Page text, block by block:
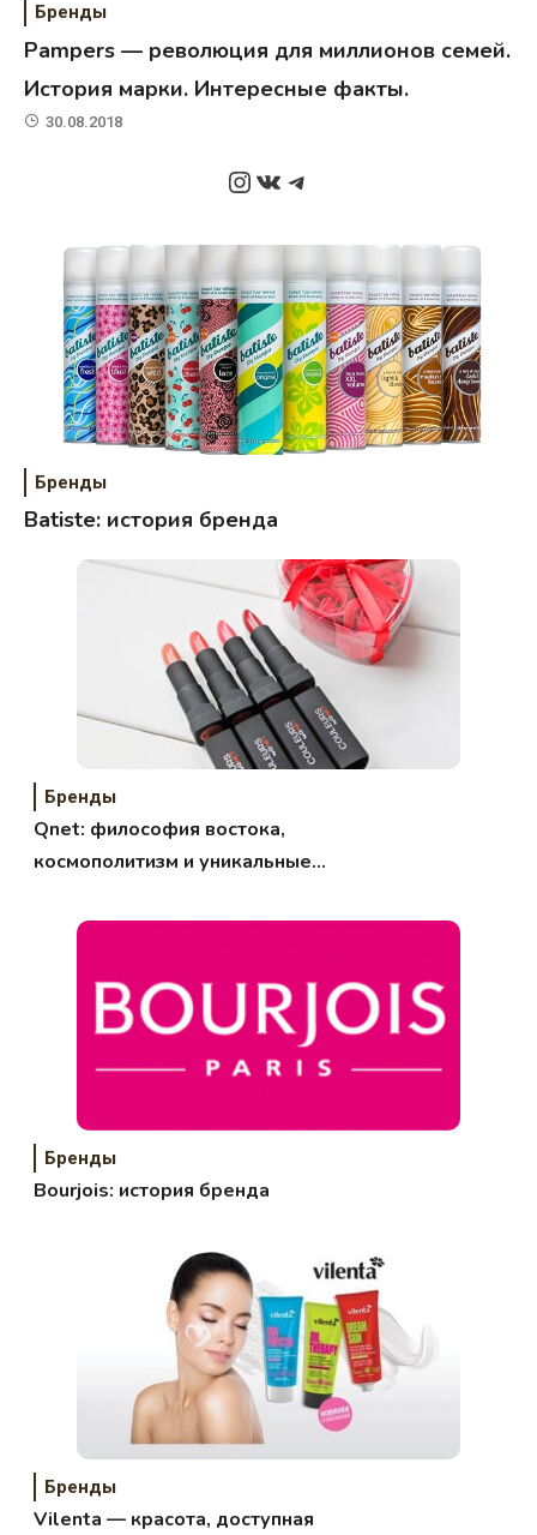
Бренды
Pampers — революция для миллионов семей.
История марки. Интересные факты.
30.08.2018
Instagram
ВКонтакте
Telegram
Бренды
Batiste: история бренда
Бренды
Qnet: философия востока,
космополитизм и уникальные
Бренды
Bourjois: история бренда
Бренды
Vilenta — красота, доступная